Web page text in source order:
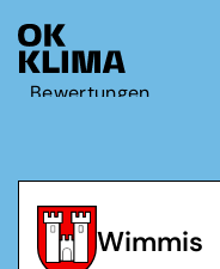
Bewertungen
Kontakt
DeutschWimmis